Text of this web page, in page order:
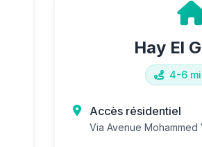
Hay El
4-6
Accès résidentiel
Via Avenue Mohammed